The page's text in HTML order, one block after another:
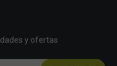
y ofertas